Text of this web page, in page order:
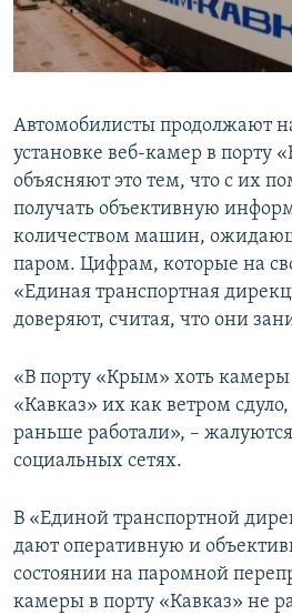
ПОБЕДИТЕЛЕЙ НЕ СУДЯТ?
КРЫМ.НЕПОКОРЕННЫЙ
УКРАИНСКАЯ ПРОБЛЕМА КРЫМА
ПРИСОЕДИНЯЙТЕСЬ!
Автомобилисты продолжают
установке веб-камер в порту
объясняют это тем, что с их
получать объективную
количеством машин,
паром. Цифрам, которые на
«Единая транспортная
доверяют, считая, что они
«В порту «Крым» хоть камеры
«Кавказ» их как ветром
раньше работали», –
социальных сетях.
В «Единой транспортной
дают оперативную и
состоянии на паромной
камеры в порту «Кавказ» не